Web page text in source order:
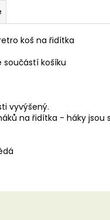
koš na řidítka
košíku
vyvýšený.
na řidítka - háky jsou